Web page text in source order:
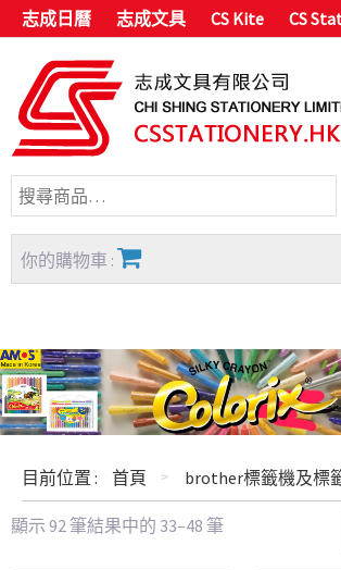
志成日曆 志成文具 CS Kite CS
你的購物車 :
目前位置 : 首頁 brother標籤機及標
顯示 92 筆結果中的 33–48 筆